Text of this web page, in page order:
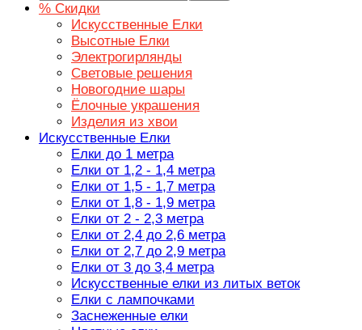
% Скидки
Искусственные Елки
Высотные Елки
Электрогирлянды
Световые решения
Новогодние шары
Ёлочные украшения
Изделия из хвои
Искусственные Елки
Елки до 1 метра
Елки от 1,2 - 1,4 метра
Елки от 1,5 - 1,7 метра
Елки от 1,8 - 1,9 метра
Елки от 2 - 2,3 метра
Елки от 2,4 до 2,6 метра
Елки от 2,7 до 2,9 метра
Елки от 3 до 3,4 метра
Искусственные елки из литых веток
Елки с лампочками
Заснеженные елки